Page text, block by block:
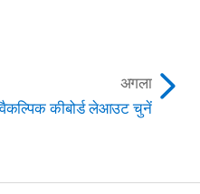
अगला
वैकल्पिक कीबोर्ड लेआउट चुनें